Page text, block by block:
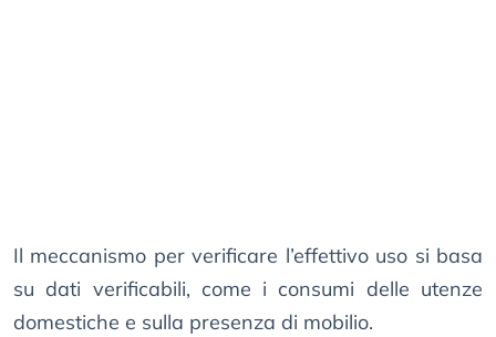
Il meccanismo per verificare l’effettivo uso si basa
su dati verificabili, come i consumi delle utenze
domestiche e sulla presenza di mobilio.